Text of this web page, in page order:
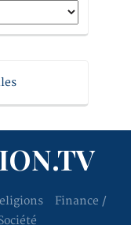
Finance /